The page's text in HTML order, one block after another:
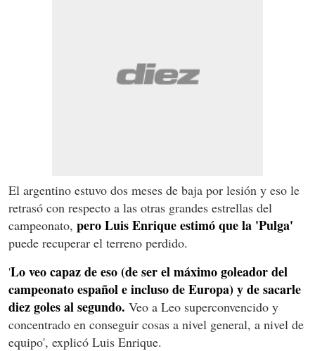
El argentino estuvo dos meses de baja por lesión y eso le
retrasó con respecto a las otras grandes estrellas del
campeonato, pero Luis Enrique estimó que la 'Pulga'
puede recuperar el terreno perdido.
'Lo veo capaz de eso (de ser el máximo goleador del
campeonato español e incluso de Europa) y de sacarle
diez goles al segundo. Veo a Leo superconvencido y
concentrado en conseguir cosas a nivel general, a nivel de
equipo', explicó Luis Enrique.